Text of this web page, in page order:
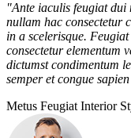
"Ante iaculis feugiat dui
nullam hac consectetur
in a scelerisque.
consectetur elementum
dictumst condimentum
semper et congue
Metus Feugiat Interior